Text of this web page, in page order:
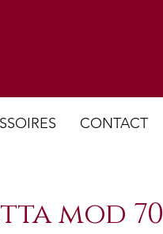
CONTACT
mod 70